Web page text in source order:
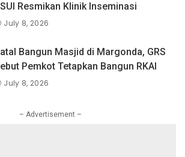
Resmikan Klinik Inseminasi
July 8, 2026
Bangun Masjid di Margonda, GRS
Pemkot Tetapkan Bangun RKAI
July 8, 2026
– Advertisement –